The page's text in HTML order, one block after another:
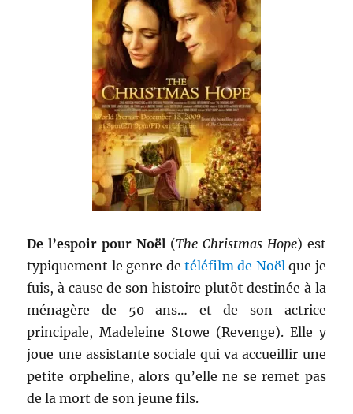
De l’espoir pour Noël (The Christmas Hope) est
typiquement le genre de téléfilm de Noël que je
fuis, à cause de son histoire plutôt destinée à la
ménagère de 50 ans… et de son actrice
principale, Madeleine Stowe (Revenge). Elle y
joue une assistante sociale qui va accueillir une
petite orpheline, alors qu’elle ne se remet pas
de la mort de son jeune fils.